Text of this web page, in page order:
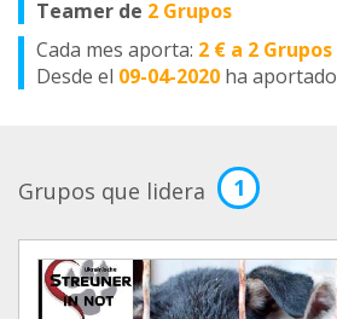
Teamer de 2 Grupos
Cada mes aporta: 2 € a 2 Grupos
Desde el 09-04-2020 ha aportado
Grupos que lidera 1